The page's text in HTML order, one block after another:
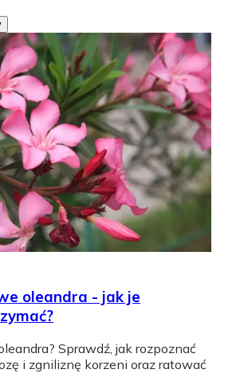
oleandra - jak je
Sprawdź, jak rozpoznać
i zgniliznę korzeni oraz ratować